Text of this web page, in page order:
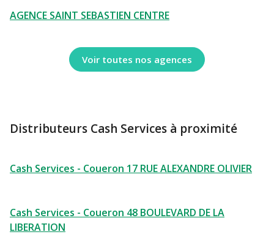
AGENCE SAINT SEBASTIEN CENTRE
Voir toutes nos agences
Distributeurs Cash Services à proximité
Cash Services - Coueron 17 RUE ALEXANDRE OLIVIER
Cash Services - Coueron 48 BOULEVARD DE LA
LIBERATION